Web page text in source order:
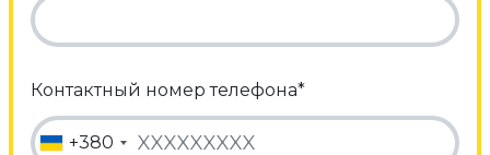
Контактный номер телефона*
+380